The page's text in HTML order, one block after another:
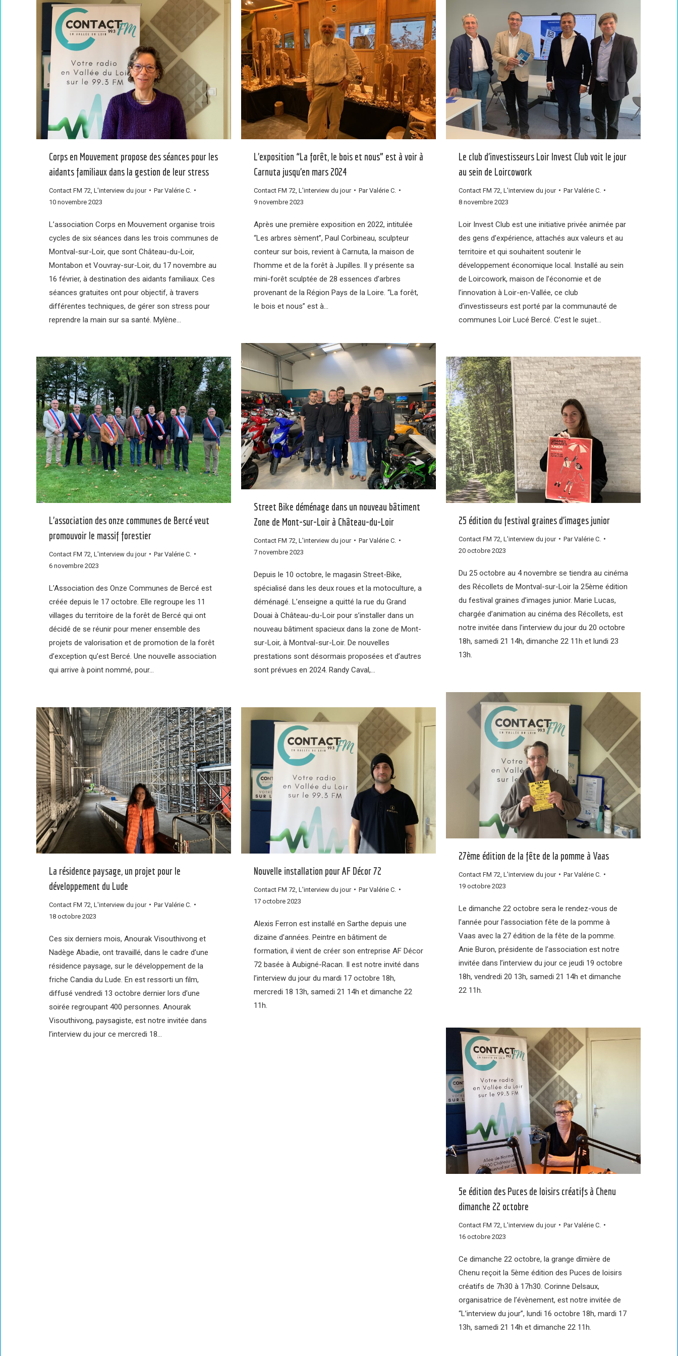
Corps en Mouvement propose des séances pour les
aidants familiaux dans la gestion de leur stress
Contact FM 72 L'interview du jour ParValérie C.
10 novembre 2023
L’association Corps en Mouvement organise trois
cycles de six séances dans les trois communes de
Montval-sur-Loir, que sont Château-du-Loir,
Montabon et Vouvray-sur-Loir, du 17 novembre au
16 février, à destination des aidants familiaux. Ces
séances gratuites ont pour objectif, à travers
différentes techniques, de gérer son stress pour
reprendre la main sur sa santé. Mylène…
L’exposition “La forêt, le bois et nous” est à voir à
Carnuta jusqu’en mars 2024
Contact FM 72 L'interview du jour ParValérie C.
9 novembre 2023
Après une première exposition en 2022, intitulée
“Les arbres sèment”, Paul Corbineau, sculpteur
conteur sur bois, revient à Carnuta, la maison de
l’homme et de la forêt à Jupilles. Il y présente sa
mini-forêt sculptée de 28 essences d’arbres
provenant de la Région Pays de la Loire. “La forêt,
le bois et nous” est à…
Le club d’investisseurs Loir Invest Club voit le jour
au sein de Loircowork
Contact FM 72 L'interview du jour ParValérie C.
8 novembre 2023
Loir Invest Club est une initiative privée animée par
des gens d’expérience, attachés aux valeurs et au
territoire et qui souhaitent soutenir le
développement économique local. Installé au sein
de Loircowork, maison de l’économie et de
l’innovation à Loir-en-Vallée, ce club
d’investisseurs est porté par la communauté de
communes Loir Lucé Bercé. C’est le sujet…
Street Bike déménage dans un nouveau bâtiment
Zone de Mont-sur-Loir à Château-du-Loir
Contact FM 72 L'interview du jour ParValérie C.
7 novembre 2023
Depuis le 10 octobre, le magasin Street-Bike,
spécialisé dans les deux roues et la motoculture, a
déménagé. L’enseigne a quitté la rue du Grand
Douai à Château-du-Loir pour s’installer dans un
nouveau bâtiment spacieux dans la zone de Mont-
sur-Loir, à Montval-sur-Loir. De nouvelles
prestations sont désormais proposées et d’autres
sont prévues en 2024. Randy Caval,…
L’association des onze communes de Bercé veut
promouvoir le massif forestier
Contact FM 72 L'interview du jour ParValérie C.
6 novembre 2023
L’Association des Onze Communes de Bercé est
créée depuis le 17 octobre. Elle regroupe les 11
villages du territoire de la forêt de Bercé qui ont
décidé de se réunir pour mener ensemble des
projets de valorisation et de promotion de la forêt
d’exception qu’est Bercé. Une nouvelle association
qui arrive à point nommé, pour…
25 édition du festival graines d’images junior
Contact FM 72 L'interview du jour ParValérie C.
20 octobre 2023
Du 25 octobre au 4 novembre se tiendra au cinéma
des Récollets de Montval-sur-Loir la 25ème édition
du festival graines d’images junior. Marie Lucas,
chargée d’animation au cinéma des Récollets, est
notre invitée dans l’interview du jour du 20 octobre
18h, samedi 21 14h, dimanche 22 11h et lundi 23
13h.
27ème édition de la fête de la pomme à Vaas
Contact FM 72 L'interview du jour ParValérie C.
19 octobre 2023
Le dimanche 22 octobre sera le rendez-vous de
l’année pour l’association fête de la pomme à
Vaas avec la 27 édition de la fête de la pomme.
Anie Buron, présidente de l’association est notre
invitée dans l’interview du jour ce jeudi 19 octobre
18h, vendredi 20 13h, samedi 21 14h et dimanche
22 11h.
La résidence paysage, un projet pour le
développement du Lude
Contact FM 72 L'interview du jour ParValérie C.
18 octobre 2023
Ces six derniers mois, Anourak Visouthivong et
Nadège Abadie, ont travaillé, dans le cadre d’une
résidence paysage, sur le développement de la
friche Candia du Lude. En est ressorti un film,
diffusé vendredi 13 octobre dernier lors d’une
soirée regroupant 400 personnes. Anourak
Visouthivong, paysagiste, est notre invitée dans
l’interview du jour ce mercredi 18…
Nouvelle installation pour AF Décor 72
Contact FM 72 L'interview du jour ParValérie C.
17 octobre 2023
Alexis Ferron est installé en Sarthe depuis une
dizaine d’années. Peintre en bâtiment de
formation, il vient de créer son entreprise AF Décor
72 basée à Aubigné-Racan. Il est notre invité dans
l’interview du jour du mardi 17 octobre 18h,
mercredi 18 13h, samedi 21 14h et dimanche 22
11h.
5e édition des Puces de loisirs créatifs à Chenu
dimanche 22 octobre
Contact FM 72 L'interview du jour ParValérie C.
16 octobre 2023
Ce dimanche 22 octobre, la grange dîmière de
Chenu reçoit la 5ème édition des Puces de loisirs
créatifs de 7h30 à 17h30. Corinne Delsaux,
organisatrice de l’évènement, est notre invitée de
“L’interview du jour”, lundi 16 octobre 18h, mardi 17
13h, samedi 21 14h et dimanche 22 11h.